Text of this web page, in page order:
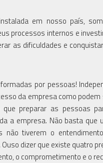
em nosso país,
processos internos e
as dificuldades e
por pessoas!
da empresa como
preparar as pessoas
a empresa. Não basta que
tiverem o
dizer que existe quatro
o comprometimento e o